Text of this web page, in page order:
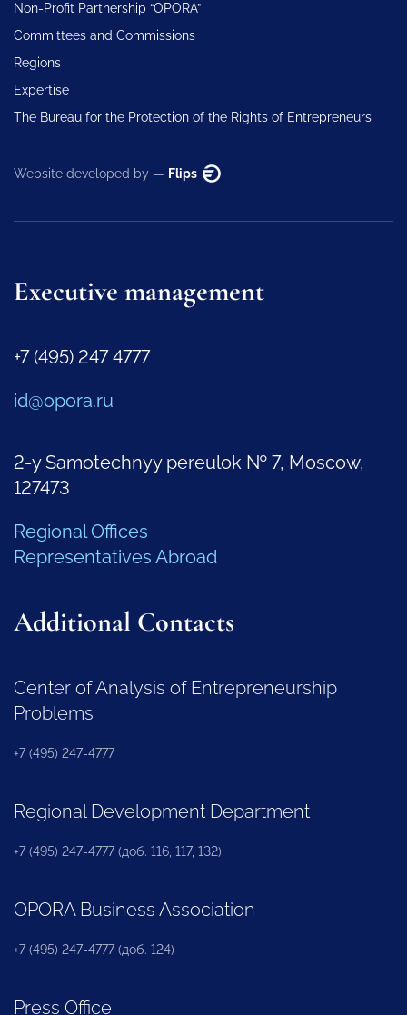
Non-Profit Partnership “OPORA”
Committees and Commissions
Regions
Expertise
The Bureau for the Protection of the Rights of Entrepreneurs
Website developed by — Flips
Executive management
+7 (495) 247 4777
id@opora.ru
2-y Samotechnyy pereulok № 7, Moscow,
127473
Regional Offices
Representatives Abroad
Additional Contacts
Center of Analysis of Entrepreneurship
Problems
+7 (495) 247-4777
Regional Development Department
+7 (495) 247-4777 (доб. 116, 117, 132)
OPORA Business Association
+7 (495) 247-4777 (доб. 124)
Press Office